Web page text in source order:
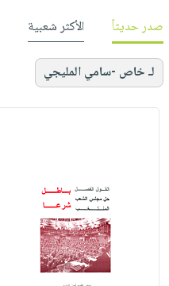
صدر حديثاً الأكثر شعبية
لـ خاص -سامي المليجي